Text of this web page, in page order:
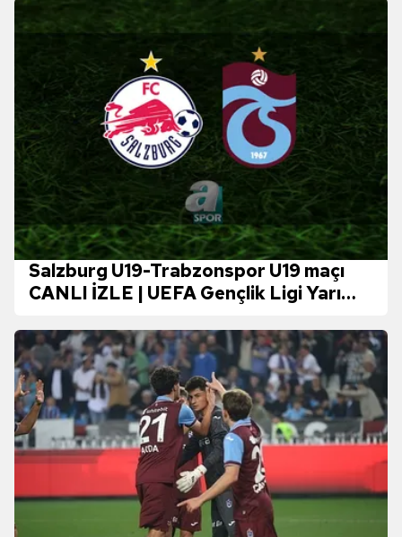
Salzburg U19-Trabzonspor U19 maçı
CANLI İZLE | UEFA Gençlik Ligi Yarı